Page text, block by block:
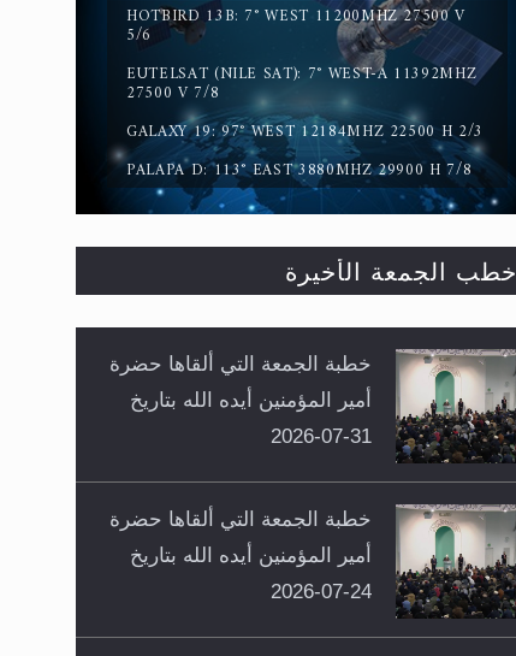
HOTBIRD 13B: 7° WEST 11200MHZ 27500 V
5/6
EUTELSAT (NILE SAT): 7° WEST-A 11392MHZ
27500 V 7/8
GALAXY 19: 97° WEST 12184MHZ 22500 H 2/3
PALAPA D: 113° EAST 3880MHZ 29900 H 7/8
خطب الجمعة الأخيرة
خطبة الجمعة التي ألقاها حضرة
أمير المؤمنين أيده الله بتاريخ
31-07-2026
خطبة الجمعة التي ألقاها حضرة
أمير المؤمنين أيده الله بتاريخ
24-07-2026